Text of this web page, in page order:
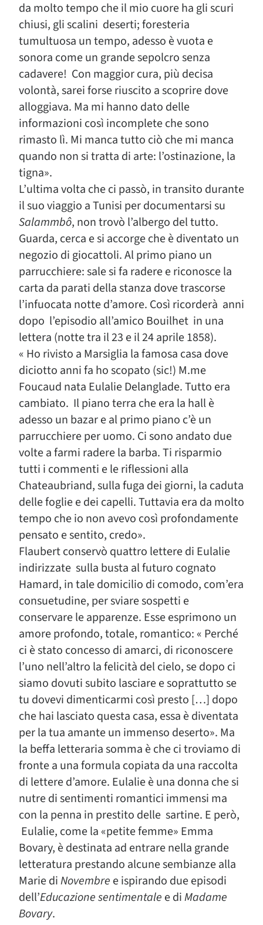
da molto tempo che il mio cuore ha gli scuri
chiusi, gli scalini deserti; foresteria
tumultuosa un tempo, adesso è vuota e
sonora come un grande sepolcro senza
cadavere! Con maggior cura, più decisa
volontà, sarei forse riuscito a scoprire dove
alloggiava. Ma mi hanno dato delle
informazioni così incomplete che sono
rimasto lì. Mi manca tutto ciò che mi manca
quando non si tratta di arte: l’ostinazione, la
tigna».
L’ultima volta che ci passò, in transito durante
il suo viaggio a Tunisi per documentarsi su
Salammbô, non trovò l’albergo del tutto.
Guarda, cerca e si accorge che è diventato un
negozio di giocattoli. Al primo piano un
parrucchiere: sale si fa radere e riconosce la
carta da parati della stanza dove trascorse
l’infuocata notte d’amore. Così ricorderà anni
dopo l’episodio all’amico Bouilhet in una
lettera (notte tra il 23 e il 24 aprile 1858).
« Ho rivisto a Marsiglia la famosa casa dove
diciotto anni fa ho scopato (sic!) M.me
Foucaud nata Eulalie Delanglade. Tutto era
cambiato. Il piano terra che era la hall è
adesso un bazar e al primo piano c’è un
parrucchiere per uomo. Ci sono andato due
volte a farmi radere la barba. Ti risparmio
tutti i commenti e le riflessioni alla
Chateaubriand, sulla fuga dei giorni, la caduta
delle foglie e dei capelli. Tuttavia era da molto
tempo che io non avevo così profondamente
pensato e sentito, credo».
Flaubert conservò quattro lettere di Eulalie
indirizzate sulla busta al futuro cognato
Hamard, in tale domicilio di comodo, com’era
consuetudine, per sviare sospetti e
conservare le apparenze. Esse esprimono un
amore profondo, totale, romantico: « Perché
ci è stato concesso di amarci, di riconoscere
l’uno nell’altro la felicità del cielo, se dopo ci
siamo dovuti subito lasciare e soprattutto se
tu dovevi dimenticarmi così presto […] dopo
che hai lasciato questa casa, essa è diventata
per la tua amante un immenso deserto». Ma
la beffa letteraria somma è che ci troviamo di
fronte a una formula copiata da una raccolta
di lettere d’amore. Eulalie è una donna che si
nutre di sentimenti romantici immensi ma
con la penna in prestito delle sartine. E però,
Eulalie, come la «petite femme» Emma
Bovary, è destinata ad entrare nella grande
letteratura prestando alcune sembianze alla
Marie diNovembre e ispirando due episodi
dell’Educazione sentimentale e diMadame
Bovary.